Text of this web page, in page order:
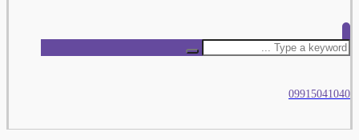
09915041040